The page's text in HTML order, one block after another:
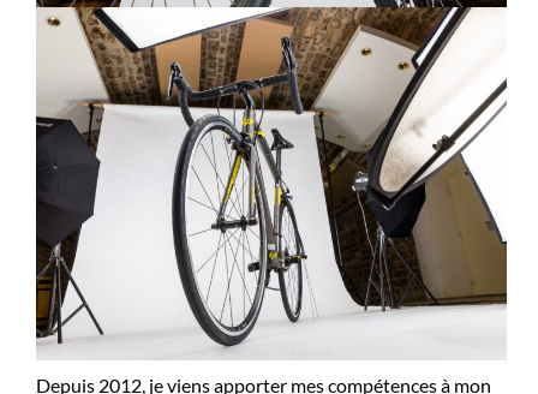
Depuis 2012, je viens apporter mes compétences à mon